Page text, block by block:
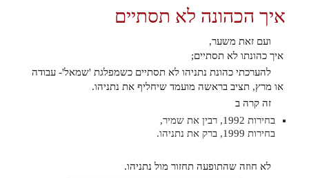
איך הכהונה לא תסתיים
ועם זאת משער,
איך כהונתו לא תסתיים;
להערכתי כהונת נתניהו לא תסתיים כשמפלגת 'שמאל'- עבודה
או מרץ, תציב בראשה מועמד שיחליף את נתניהו.
זה קרה ב
בחירות 1992, רבין את שמיר,
בחירות 1999, ברק את נתניהו.
לא חוזה שהתופעה תחזור מול נתניהו.